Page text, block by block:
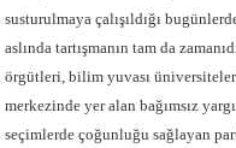
susturulmaya çalışıldığı
aslında tartışmanın tam da
örgütleri, bilim yuvası
merkezinde yer alan bağımsız
seçimlerde çoğunluğu sağlayan